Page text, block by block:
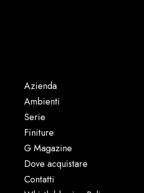
Azienda
Ambienti
Serie
Finiture
G Magazine
Dove acquistare
Contatti